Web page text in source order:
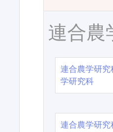
連合農
連合農学研
学研究科
連合農学研